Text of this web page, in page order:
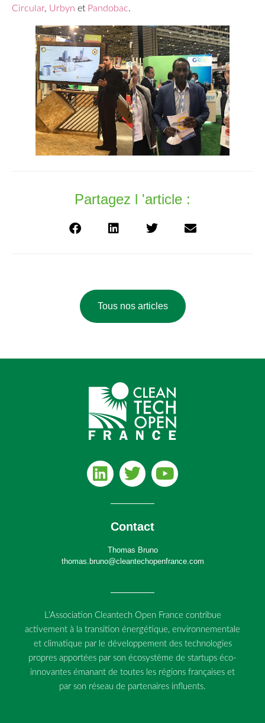
Circular, Urbyn et Pandobac.
Partagez l 'article :
Tous nos articles
Contact
Thomas Bruno
thomas.bruno@cleantechopenfrance.com
L’Association Cleantech Open France contribue
activement à la transition énergétique, environnementale
et climatique par le développement des technologies
propres apportées par son écosystème de startups éco-
innovantes émanant de toutes les régions françaises et
par son réseau de partenaires influents.